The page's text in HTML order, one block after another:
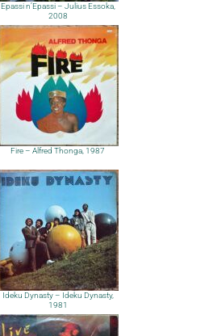
Epassi n’Epassi – Julius Essoka,
2008
Fire – Alfred Thonga, 1987
Ideku Dynasty – Ideku Dynasty,
1981